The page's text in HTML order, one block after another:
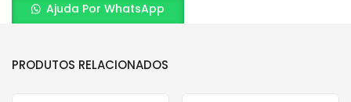
Ajuda Por WhatsApp
PRODUTOS RELACIONADOS